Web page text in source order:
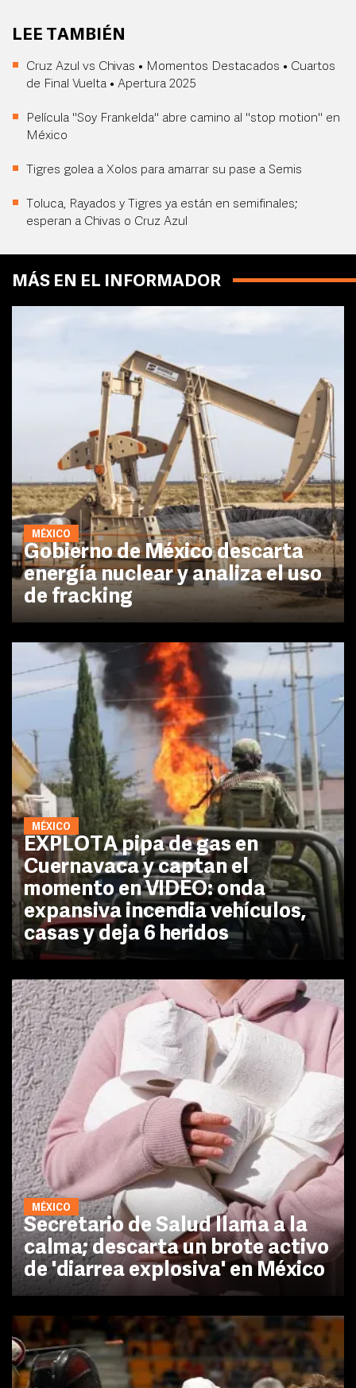
LEE TAMBIÉN
Cruz Azul vs Chivas • Momentos Destacados • Cuartos
de Final Vuelta • Apertura 2025
Película "Soy Frankelda" abre camino al "stop motion" en
México
Tigres golea a Xolos para amarrar su pase a Semis
Toluca, Rayados y Tigres ya están en semifinales;
esperan a Chivas o Cruz Azul
MÁS EN EL INFORMADOR
MÉXICO
Gobierno de México descarta
energía nuclear y analiza el uso
de fracking
MÉXICO
EXPLOTA pipa de gas en
Cuernavaca y captan el
momento en VIDEO: onda
expansiva incendia vehículos,
casas y deja 6 heridos
MÉXICO
Secretario de Salud llama a la
calma; descarta un brote activo
de 'diarrea explosiva' en México